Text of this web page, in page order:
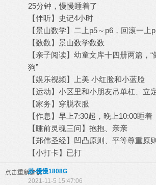
25分钟，慢慢睡着了
【伴听】史记4小时
【景山数学】二上p5～p6，回滚一上
【数数】景山数学数数
【亲子阅读】幼童文库十四册两篇，“
狗”
【娱乐视频】上美 小红脸和小蓝脸
【运动】小区里和小朋友吊单杠、立
【家务】穿脱衣服
【作息】早上7:30起，晚上10:00睡着
【睡前灵魂三问】抱抱、亲亲
【郑伟圣经】凹凸原则、平等尊重原
【小打卡】已打
点击重新加载苏-慢慢1808G
2021-11-5 15:47:06